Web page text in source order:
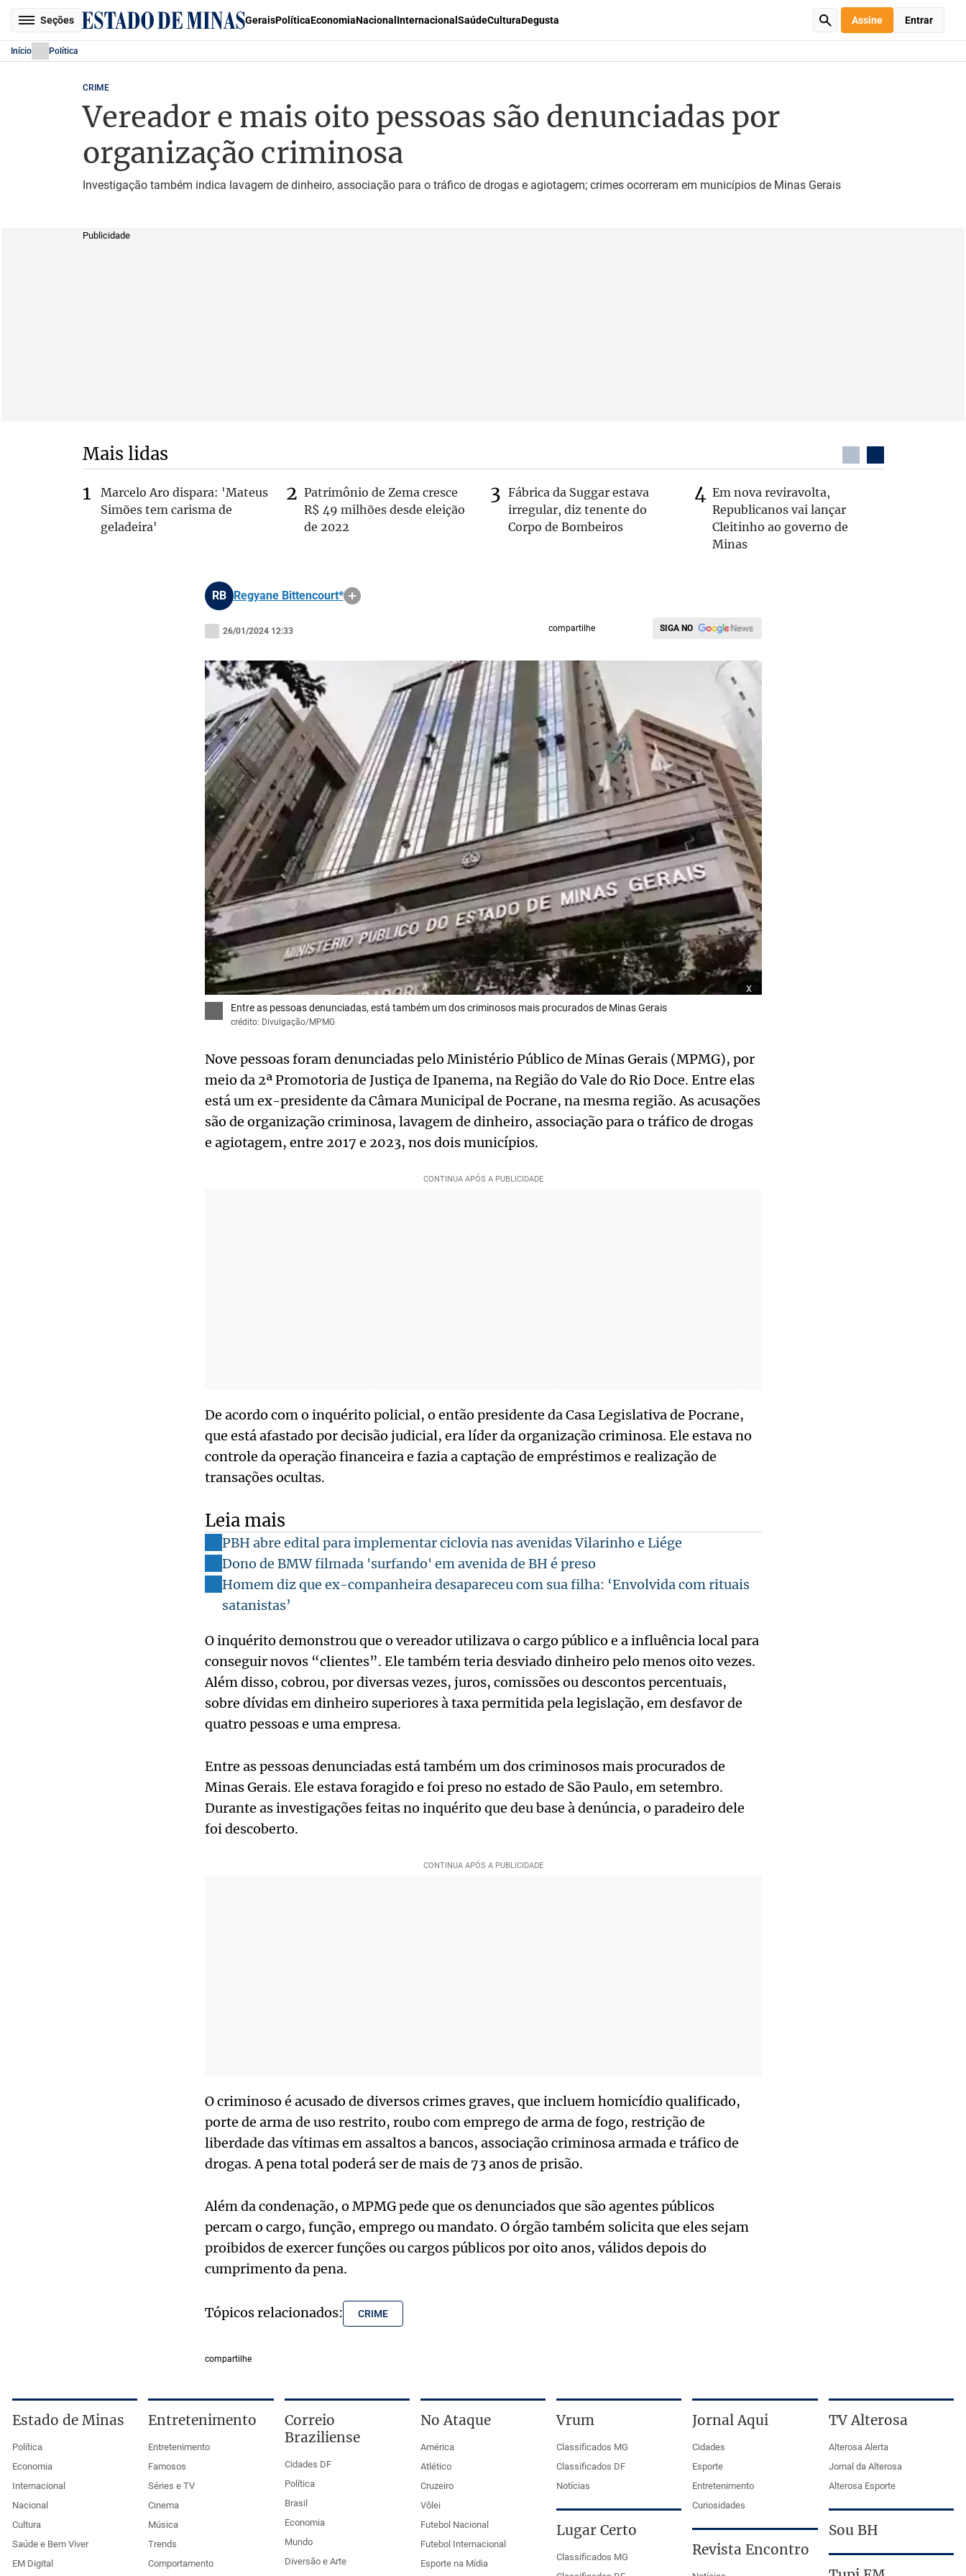
Seções GeraisPolíticaEconomiaNacional Internacional SaúdeCulturaDegusta Assine Entrar
Início Política
CRIME
Vereador e mais oito pessoas são denunciadas por
organização criminosa
Investigação também indica lavagem de dinheiro, associação para o tráfico de drogas e agiotagem; crimes ocorreram em municípios de Minas Gerais
Publicidade
Mais lidas
Marcelo Aro dispara: 'Mateus
Simões tem carisma de
geladeira'
Patrimônio de Zema cresce
R$ 49 milhões desde eleição
de 2022
Fábrica da Suggar estava
irregular, diz tenente do
Corpo de Bombeiros
Em nova reviravolta,
Republicanos vai lançar
Cleitinho ao governo de
Minas
RB Regyane Bittencourt*
26/01/2024 12:33 compartilhe SIGA NO
x
Entre as pessoas denunciadas, está também um dos criminosos mais procurados de Minas Gerais
crédito: Divulgação/MPMG
Nove pessoas foram denunciadas pelo Ministério Público de Minas Gerais (MPMG), por
meio da 2ª Promotoria de Justiça de Ipanema, na Região do Vale do Rio Doce. Entre elas
está um ex-presidente da Câmara Municipal de Pocrane, na mesma região. As acusações
são de organização criminosa, lavagem de dinheiro, associação para o tráfico de drogas
e agiotagem, entre 2017 e 2023, nos dois municípios.
De acordo com o inquérito policial, o então presidente da Casa Legislativa de Pocrane,
que está afastado por decisão judicial, era líder da organização criminosa. Ele estava no
controle da operação financeira e fazia a captação de empréstimos e realização de
transações ocultas.
Leia mais
PBH abre edital para implementar ciclovia nas avenidas Vilarinho e Liége
Dono de BMW filmada 'surfando' em avenida de BH é preso
Homem diz que ex-companheira desapareceu com sua filha: ‘Envolvida com rituais
satanistas’
O inquérito demonstrou que o vereador utilizava o cargo público e a influência local para
conseguir novos “clientes”. Ele também teria desviado dinheiro pelo menos oito vezes.
Além disso, cobrou, por diversas vezes, juros, comissões ou descontos percentuais,
sobre dívidas em dinheiro superiores à taxa permitida pela legislação, em desfavor de
quatro pessoas e uma empresa.
Entre as pessoas denunciadas está também um dos criminosos mais procurados de
Minas Gerais. Ele estava foragido e foi preso no estado de São Paulo, em setembro.
Durante as investigações feitas no inquérito que deu base à denúncia, o paradeiro dele
foi descoberto.
O criminoso é acusado de diversos crimes graves, que incluem homicídio qualificado,
porte de arma de uso restrito, roubo com emprego de arma de fogo, restrição de
liberdade das vítimas em assaltos a bancos, associação criminosa armada e tráfico de
drogas. A pena total poderá ser de mais de 73 anos de prisão.
Além da condenação, o MPMG pede que os denunciados que são agentes públicos
percam o cargo, função, emprego ou mandato. O órgão também solicita que eles sejam
proibidos de exercer funções ou cargos públicos por oito anos, válidos depois do
cumprimento da pena.
Tópicos relacionados: CRIME
compartilhe
Estado de Minas
Política
Economia
Internacional
Nacional
Cultura
Saúde e Bem Viver
EM Digital
Entretenimento
Entretenimento
Famosos
Séries e TV
Cinema
Música
Trends
Comportamento
Correio
Braziliense
Cidades DF
Política
Brasil
Economia
Mundo
Diversão e Arte
No Ataque
América
Atlético
Cruzeiro
Vôlei
Futebol Nacional
Futebol Internacional
Esporte na Mídia
Vrum
Classificados MG
Classificados DF
Notícias
Lugar Certo
Classificados MG
Jornal Aqui
Cidades
Esporte
Entretenimento
Curiosidades
Revista Encontro
TV Alterosa
Alterosa Alerta
Jornal da Alterosa
Alterosa Esporte
Sou BH